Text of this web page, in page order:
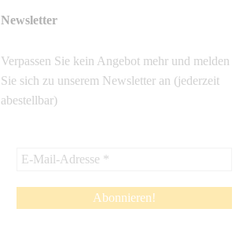
Newsletter
Verpassen Sie kein Angebot mehr und melden
Sie sich zu unserem Newsletter an (jederzeit
abestellbar)